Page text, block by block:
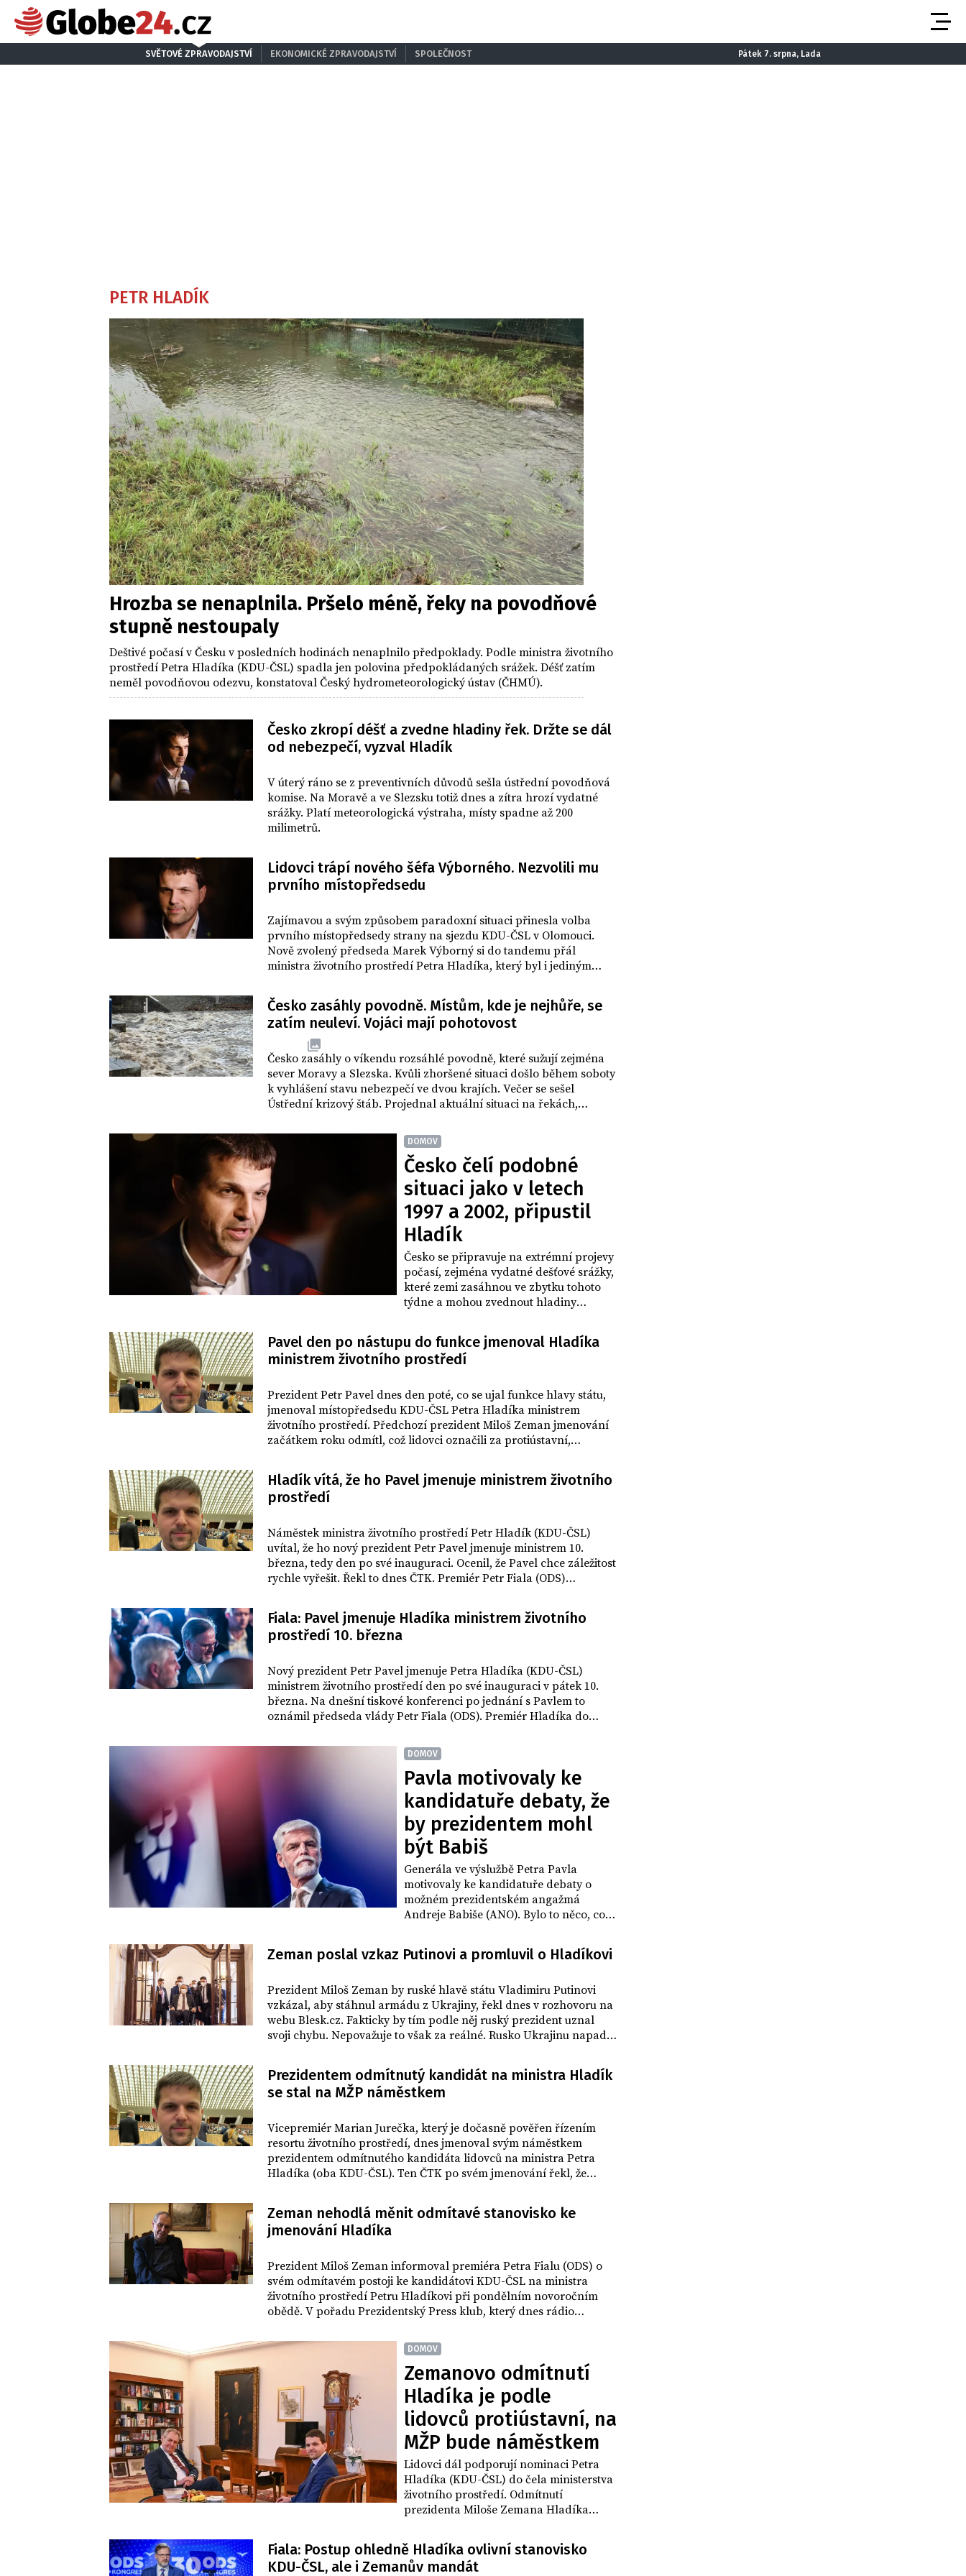
SVĚTOVÉ ZPRAVODAJSTVÍ EKONOMICKÉ ZPRAVODAJSTVÍ SPOLEČNOST Pátek 7. srpna, Lada
PETR HLADÍK
Hrozba se nenaplnila. Pršelo méně, řeky na povodňové
stupně nestoupaly
Deštivé počasí v Česku v posledních hodinách nenaplnilo předpoklady. Podle ministra životního
prostředí Petra Hladíka (KDU-ČSL) spadla jen polovina předpokládaných srážek. Déšť zatím
neměl povodňovou odezvu, konstatoval Český hydrometeorologický ústav (ČHMÚ).
Česko zkropí déšť a zvedne hladiny řek. Držte se dál
od nebezpečí, vyzval Hladík
V úterý ráno se z preventivních důvodů sešla ústřední povodňová
komise. Na Moravě a ve Slezsku totiž dnes a zítra hrozí vydatné
srážky. Platí meteorologická výstraha, místy spadne až 200
milimetrů.
Lidovci trápí nového šéfa Výborného. Nezvolili mu
prvního místopředsedu
Zajímavou a svým způsobem paradoxní situaci přinesla volba
prvního místopředsedy strany na sjezdu KDU-ČSL v Olomouci.
Nově zvolený předseda Marek Výborný si do tandemu přál
ministra životního prostředí Petra Hladíka, který byl i jediným
zvolen.
Česko zasáhly povodně. Místům, kde je nejhůře, se
zatím neuleví. Vojáci mají pohotovost
Česko zasáhly o víkendu rozsáhlé povodně, které sužují zejména
sever Moravy a Slezska. Kvůli zhoršené situaci došlo během soboty
k vyhlášení stavu nebezpečí ve dvou krajích. Večer se sešel
Ústřední krizový štáb. Projednal aktuální situaci na řekách,
DOMOV
Česko čelí podobné
situaci jako v letech
1997 a 2002, připustil
Hladík
Česko se připravuje na extrémní projevy
počasí, zejména vydatné dešťové srážky,
které zemi zasáhnou ve zbytku tohoto
týdne a mohou zvednout hladiny
stupně povodňové aktivity. Podle
ministra životního prostředí Petra
Hladíka (KDU-ČSL) jde o situaci
ke katastrofálním povodním.
Pavel den po nástupu do funkce jmenoval Hladíka
ministrem životního prostředí
Prezident Petr Pavel dnes den poté, co se ujal funkce hlavy státu,
jmenoval místopředsedu KDU-ČSL Petra Hladíka ministrem
životního prostředí. Předchozí prezident Miloš Zeman jmenování
začátkem roku odmítl, což lidovci označili za protiústavní,
hlavy státu nepodali. Vláda nebyla kompletní od začátku
listopadu, kdy ze zdravotních důvodů skončila na ministerstvu
životního prostředí (MŽP) Anna Hubáčková (za KDU-ČSL).
Hladík vítá, že ho Pavel jmenuje ministrem životního
prostředí
Náměstek ministra životního prostředí Petr Hladík (KDU-ČSL)
uvítal, že ho nový prezident Petr Pavel jmenuje ministrem 10.
března, tedy den po své inauguraci. Ocenil, že Pavel chce záležitost
rychle vyřešit. Řekl to dnes ČTK. Premiér Petr Fiala (ODS)
Miloš Zeman ho ale odmítl jmenovat.
Fiala: Pavel jmenuje Hladíka ministrem životního
prostředí 10. března
Nový prezident Petr Pavel jmenuje Petra Hladíka (KDU-ČSL)
ministrem životního prostředí den po své inauguraci v pátek 10.
března. Na dnešní tiskové konferenci po jednání s Pavlem to
oznámil předseda vlády Petr Fiala (ODS). Premiér Hladíka do
dosluhující prezident Miloš Zeman. Pavel následně termín potvrdil
DOMOV
Pavla motivovaly ke
kandidatuře debaty, že
by prezidentem mohl
být Babiš
Generála ve výslužbě Petra Pavla
motivovaly ke kandidatuře debaty o
možném prezidentském angažmá
Andreje Babiše (ANO). Bylo to něco, co
České televizi po volebním vítězství nad
Babišem. Uvedl rovněž, že po vítězství
současným prezidentem Milošem
Zemanem.
Zeman poslal vzkaz Putinovi a promluvil o Hladíkovi
Prezident Miloš Zeman by ruské hlavě státu Vladimiru Putinovi
vzkázal, aby stáhnul armádu z Ukrajiny, řekl dnes v rozhovoru na
webu Blesk.cz. Fakticky by tím podle něj ruský prezident uznal
svoji chybu. Nepovažuje to však za reálné. Rusko Ukrajinu napadlo
Prezidentem odmítnutý kandidát na ministra Hladík
se stal na MŽP náměstkem
Vicepremiér Marian Jurečka, který je dočasně pověřen řízením
resortu životního prostředí, dnes jmenoval svým náměstkem
prezidentem odmítnutého kandidáta lidovců na ministra Petra
Hladíka (oba KDU-ČSL). Ten ČTK po svém jmenování řekl, že
náměstka delegovat.
Zeman nehodlá měnit odmítavé stanovisko ke
jmenování Hladíka
Prezident Miloš Zeman informoval premiéra Petra Fialu (ODS) o
svém odmítavém postoji ke kandidátovi KDU-ČSL na ministra
životního prostředí Petru Hladíkovi při pondělním novoročním
obědě. V pořadu Prezidentský Press klub, který dnes rádio
uvedl, že své stanovisko měnit nehodlá.
DOMOV
Zemanovo odmítnutí
Hladíka je podle
lidovců protiústavní, na
MŽP bude náměstkem
Lidovci dál podporují nominaci Petra
Hladíka (KDU-ČSL) do čela ministerstva
životního prostředí. Odmítnutí
prezidenta Miloše Zemana Hladíka
širšího vedení za protiústavní.
Fiala: Postup ohledně Hladíka ovlivní stanovisko
KDU-ČSL, ale i Zemanův mandát